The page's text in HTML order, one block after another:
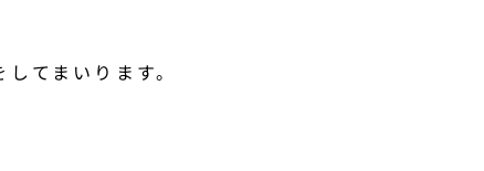
てまいります。